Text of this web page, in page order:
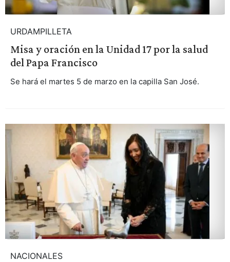
URDAMPILLETA
Misa y oración en la Unidad 17 por la salud
del Papa Francisco
Se hará el martes 5 de marzo en la capilla San José.
NACIONALES